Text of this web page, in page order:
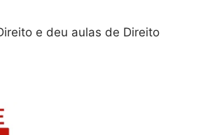
e deu aulas de Direito